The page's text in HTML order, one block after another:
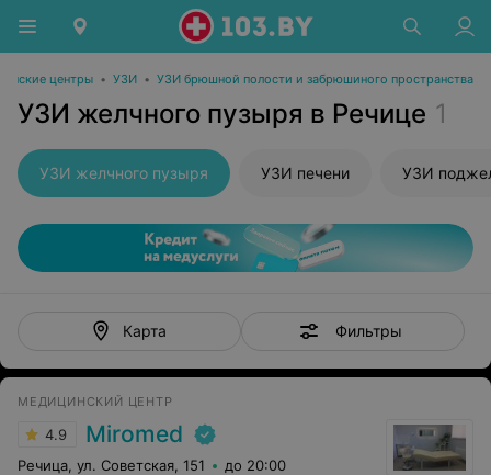
центры • УЗИ • УЗИ брюшной полости и забрюшиного пространства
УЗИ желчного пузыря в Речице 1
УЗИ желчного пузыря УЗИ печени УЗИ
Карта Фильтры
МЕДИЦИНСКИЙ ЦЕНТР
4.9 Miromed
Речица, ул. Советская, 151 до 20:00